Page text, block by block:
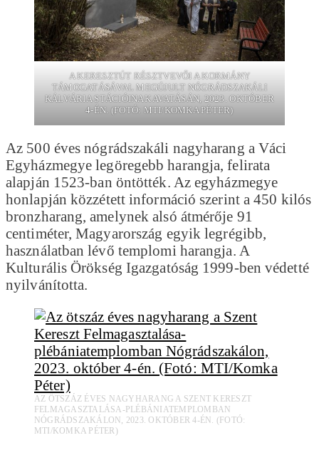
A KERESZTÚT RÉSZTVEVŐI A KORMÁNY
TÁMOGATÁSÁVAL MEGÚJULT NÓGRÁDSZAKÁLI
KÁLVÁRIA STÁCIÓINAK AVATÁSÁN, 2023. OKTÓBER
4-ÉN. (FOTÓ: MTI/KOMKA PÉTER)
Az 500 éves nógrádszakáli nagyharang a Váci
Egyházmegye legöregebb harangja, felirata
alapján 1523-ban öntötték. Az egyházmegye
honlapján közzétett információ szerint a 450 kilós
bronzharang, amelynek alsó átmérője 91
centiméter, Magyarország egyik legrégibb,
használatban lévő templomi harangja. A
Kulturális Örökség Igazgatóság 1999-ben védetté
nyilvánította.
AZ ÖTSZÁZ ÉVES NAGYHARANG A SZENT KERESZT
FELMAGASZTALÁSA-PLÉBÁNIATEMPLOMBAN
NÓGRÁDSZAKÁLON, 2023. OKTÓBER 4-ÉN. (FOTÓ:
MTI/KOMKA PÉTER)